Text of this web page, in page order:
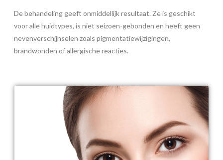
De behandeling geeft onmiddellijk resultaat. Ze is geschikt
voor alle huidtypes, is niet seizoen-gebonden en heeft geen
nevenverschijnselen zoals pigmentatiewijzigingen,
brandwonden of allergische reacties.